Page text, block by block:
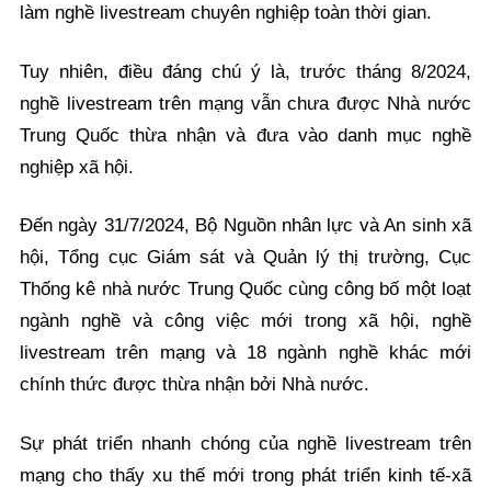
làm nghề livestream chuyên nghiệp toàn thời gian.
Tuy nhiên, điều đáng chú ý là, trước tháng 8/2024,
nghề livestream trên mạng vẫn chưa được Nhà nước
Trung Quốc thừa nhận và đưa vào danh mục nghề
nghiệp xã hội.
Đến ngày 31/7/2024, Bộ Nguồn nhân lực và An sinh xã
hội, Tổng cục Giám sát và Quản lý thị trường, Cục
Thống kê nhà nước Trung Quốc cùng công bố một loạt
ngành nghề và công việc mới trong xã hội, nghề
livestream trên mạng và 18 ngành nghề khác mới
chính thức được thừa nhận bởi Nhà nước.
Sự phát triển nhanh chóng của nghề livestream trên
mạng cho thấy xu thế mới trong phát triển kinh tế-xã